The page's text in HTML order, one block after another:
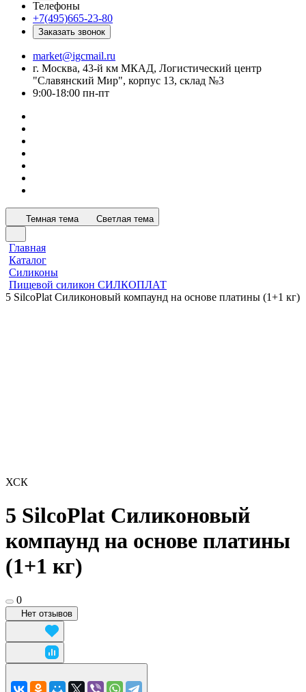
Телефоны
+7(495)665-23-80
Заказать звонок
market@igcmail.ru
г. Москва, 43-й км МКАД, Логистический центр
"Славянский Мир", корпус 13, склад №3
9:00-18:00 пн-пт
Темная тема Светлая тема
Главная
Каталог
Силиконы
Пищевой силикон СИЛКОПЛАТ
5 SilcoPlat Силиконовый компаунд на основе платины (1+1 кг)
ХСК
5 SilcoPlat Силиконовый
компаунд на основе платины
(1+1 кг)
0
Нет отзывов